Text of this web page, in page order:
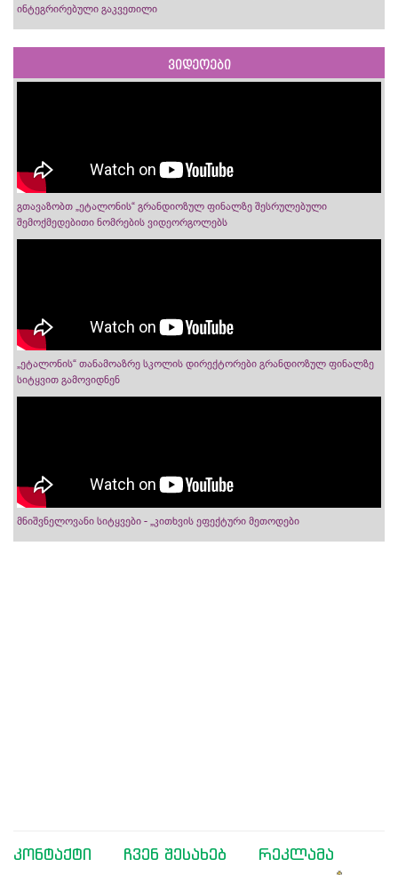
ინტეგრირებული გაკვეთილი
ვიდეოები
გთავაზობთ „ეტალონის“ გრანდიოზულ ფინალზე შესრულებული
შემოქმედებითი ნომრების ვიდეორგოლებს
„ეტალონის“ თანამოაზრე სკოლის დირექტორები გრანდიოზულ ფინალზე
სიტყვით გამოვიდნენ
მნიშვნელოვანი სიტყვები - „კითხვის ეფექტური მეთოდები
კონტაქტი ჩვენ შესახებ რეკლამა